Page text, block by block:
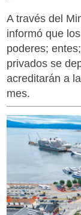
A través del
informó que
poderes;
privados se
acreditarán a
mes.